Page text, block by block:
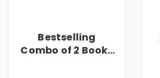
Bestselling
Combo of 2 Books